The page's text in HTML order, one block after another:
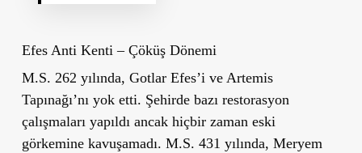
Efes Anti Kenti – Çöküş Dönemi
M.S. 262 yılında, Gotlar Efes’i ve Artemis
Tapınağı’nı yok etti. Şehirde bazı restorasyon
çalışmaları yapıldı ancak hiçbir zaman eski
görkemine kavuşamadı. M.S. 431 yılında, Meryem